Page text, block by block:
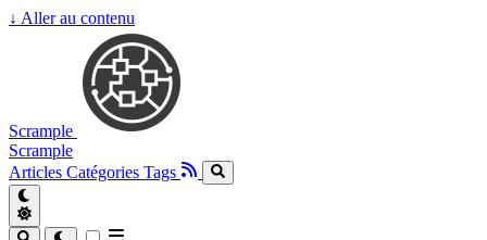
↓ Aller au contenu
Scrample
Scrample
Articles Catégories Tags